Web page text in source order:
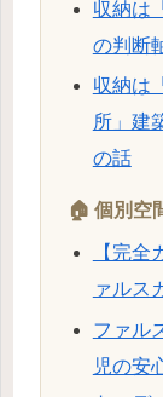
収納は
の判断
収納は
所」建
の話
🏠 個別空
【完
ァルス
ファル
児の安